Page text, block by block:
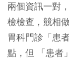
兩個資訊一對
檢檢查，競相
胃科門診「患
點，但 「患者